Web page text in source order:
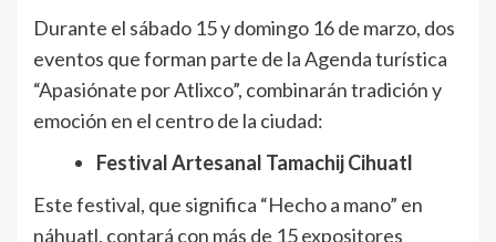
Durante el sábado 15 y domingo 16 de marzo, dos
eventos que forman parte de la Agenda turística
“Apasiónate por Atlixco”, combinarán tradición y
emoción en el centro de la ciudad:
Festival Artesanal Tamachij Cihuatl
Este festival, que significa “Hecho a mano” en
náhuatl, contará con más de 15 expositores